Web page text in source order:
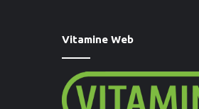
Vitamine Web